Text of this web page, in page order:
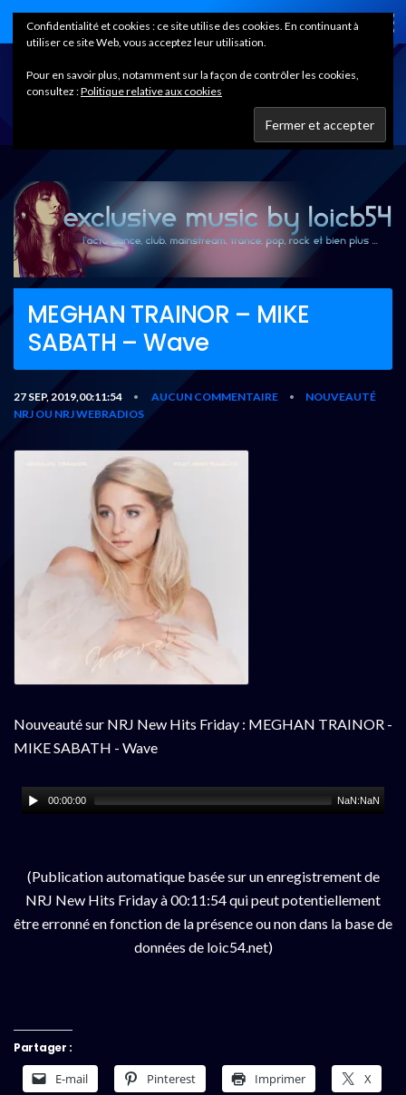
Home
MEGHAN TRAINOR – MIKE
SABATH – Wave
27 SEP, 2019,00:11:54 • AUCUN COMMENTAIRE •
NOUVEAUTÉ
NRJ OU NRJ WEBRADIOS
Nouveauté sur NRJ New Hits Friday : MEGHAN TRAINOR -
MIKE SABATH - Wave
00:00:00 NaN:NaN
(Publication automatique basée sur un enregistrement de
NRJ New Hits Friday à 00:11:54 qui peut potentiellement
être erronné en fonction de la présence ou non dans la base de
données de loic54.net)
Partager :
E-mail Pinterest Imprimer X
Confidentialité et cookies : ce site utilise des cookies. En continuant à
utiliser ce site Web, vous acceptez leur utilisation.
Pour en savoir plus, notamment sur la façon de contrôler les cookies,
consultez :Politique relative aux cookies